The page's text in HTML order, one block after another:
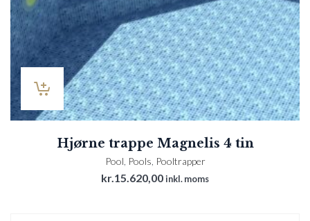
Hjørne trappe Magnelis 4 tin
Pool Pools Pooltrapper
kr.15.620,00inkl. moms